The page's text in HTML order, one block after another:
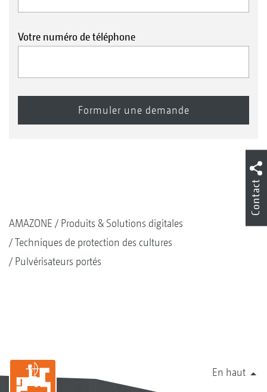
Votre numéro de téléphone
AMAZONE
Produits & Solutions digitales
Techniques de protection des cultures
Pulvérisateurs portés
En haut
Contact